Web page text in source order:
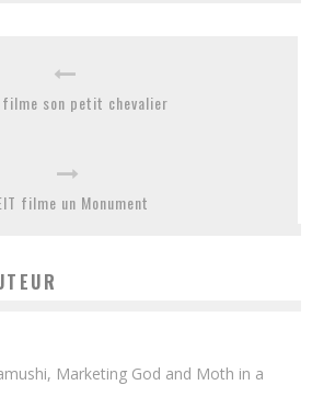
filme son petit chevalier
filme un Monument
Marketing God and Moth in a